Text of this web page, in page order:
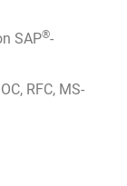
SAP®-
RFC, MS-